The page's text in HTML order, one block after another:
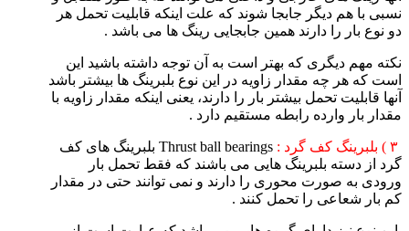
نسبی با هم دیگر جابجا شوند که علت اینکه قابلیت تحمل هر
دو نوع بار را دارند همین جابجایی رینگ ها می باشد .
نکته مهم دیگری که بهتر است به آن توجه داشته باشید این
است که هر چه مقدار زاویه در این نوع بلبرینگ ها بیشتر باشد
آنها قابلیت تحمل بیشتر بار را دارند، یعنی اینکه مقدار زاویه با
مقدار بار وارده رابطه مستقیم دارد .
Thrust ball bearings بلبرینگ های کف
گرد از دسته بلبرینگ هایی می باشند که فقط تحمل بار
ورودی به صورت محوری را دارند و نمی توانند حتی در مقدار
کم بار شعاعی را تحمل کنند .